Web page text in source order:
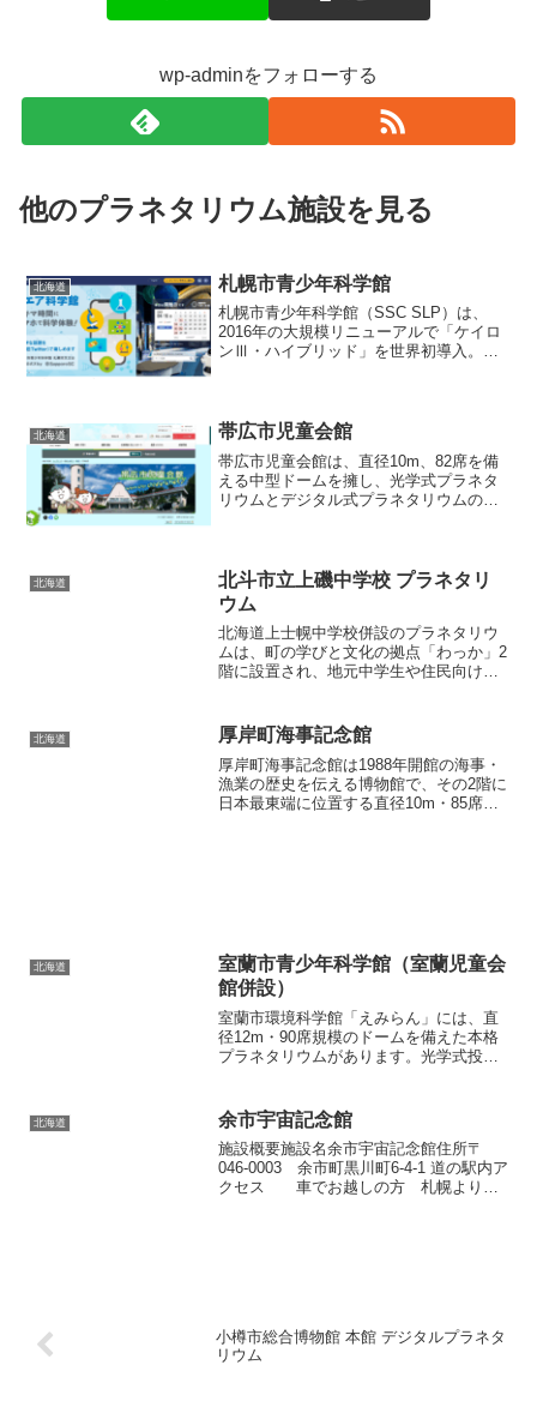
wp-adminをフォローする
他のプラネタリウム施設を見る
北海道 札幌市青少年科学館
札幌市青少年科学館（SSC SLP）は、
2016年の大規模リニューアルで「ケイロ
ンⅢ・ハイブリッド」を世界初導入。直
力です。ま...
北海道 帯広市児童会館
帯広市児童会館は、直径10m、82席を備
える中型ドームを擁し、光学式プラネタ
リウムとデジタル式プラネタリウムの両
星空を季...
北海道
北斗市立上磯中学校 プラネタリ
ウム
北海道上士幌中学校併設のプラネタリウ
ムは、町の学びと文化の拠点「わっか」2
階に設置され、地元中学生や住民向けに
ームを持ち、講師による生解説つき野外
観察会や天体講座、星空...
北海道 厚岸町海事記念館
厚岸町海事記念館は1988年開館の海事・
漁業の歴史を伝える博物館で、その2階に
日本最東端に位置する直径10m・85席規
北海道
室蘭市青少年科学館（室蘭児童会
館併設）
室蘭市環境科学館「えみらん」には、直
径12m・90席規模のドームを備えた本格
プラネタリウムがあります。光学式投影
星団、火星など地元で観察しやすい天体
を精密に再現してい...
北海道 余市宇宙記念館
施設概要施設名余市宇宙記念館住所〒
046-0003 余市町黒川町6-4-1 道の駅内ア
クセス 車でお越しの方 札幌より平
小樽市総合博物館 本館 デジタルプラネタ
リウム